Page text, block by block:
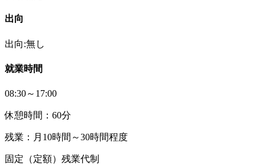
出向
出向:無し
就業時間
08:30～17:00
休憩時間：60分
残業：月10時間～30時間程度
固定（定額）残業代制